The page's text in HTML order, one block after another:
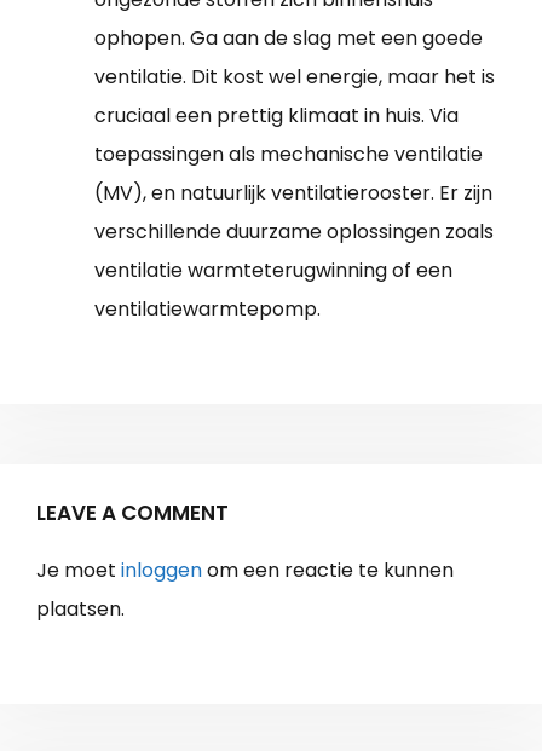
ophopen. Ga aan de slag met een goede
ventilatie. Dit kost wel energie, maar het is
cruciaal een prettig klimaat in huis. Via
toepassingen als mechanische ventilatie
(MV), en natuurlijk ventilatierooster. Er zijn
verschillende duurzame oplossingen zoals
ventilatie warmteterugwinning of een
ventilatiewarmtepomp.
LEAVE A COMMENT
Je moet inloggenom een reactie te kunnen
plaatsen.